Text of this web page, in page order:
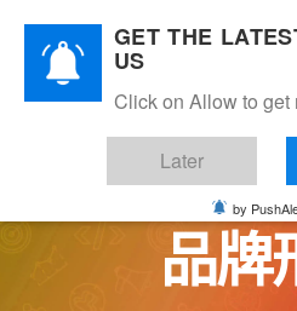
Skip
content
品牌
GET THE
US
Click on Allow to get
Later
by